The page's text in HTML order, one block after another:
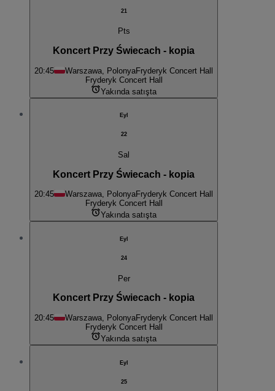
21
Pts
Koncert Przy Świecach - kopia
20:45 Warszawa, PolonyaFryderyk Concert Hall
Fryderyk Concert Hall
Yakında satışta
Eyl
22
Sal
Koncert Przy Świecach - kopia
20:45 Warszawa, PolonyaFryderyk Concert Hall
Fryderyk Concert Hall
Yakında satışta
Eyl
24
Per
Koncert Przy Świecach - kopia
20:45 Warszawa, PolonyaFryderyk Concert Hall
Fryderyk Concert Hall
Yakında satışta
Eyl
25